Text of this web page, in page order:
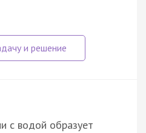
с водой образует